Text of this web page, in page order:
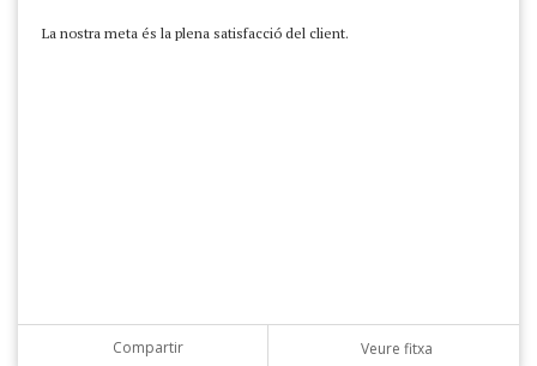
La nostra meta és la plena satisfacció del client.
Compartir Veure fitxa